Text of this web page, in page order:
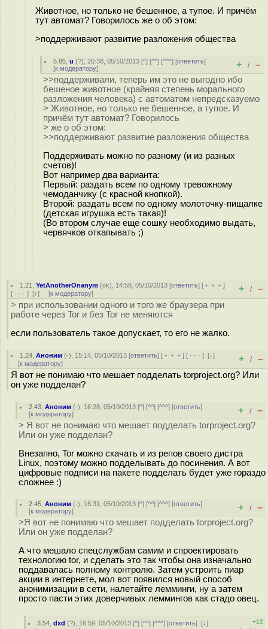
Животное, но только не бешенное, а тупое. И причём
тут автомат? Говорилось же о об этом:
>поддерживают развитие разложения общества
5.85 ,u (?), 20:38, 05/10/2013 [^] [^^] [^^^] [ответить]
[к модератору] + / –
>>поддерживали, теперь им это не выгодно ибо
бешеное животное (крайняя степень морального
разложения человека) с автоматом непредсказуемо
> Животное, но только не бешенное, а тупое. И
причём тут автомат? Говорилось
> же о об этом:
>>поддерживают развитие разложения общества
Поддерживать можно по разному (и из разных
счетов)!
Вот например два варианта:
Первый: раздать всем по одному тревожному
чемоданчику (с красной кнопкой).
Второй: раздать всем по одному молоточку-пищалке
(детская игрушка есть такая)!
(Во втором случае еще сошку необходимо выдать,
червячков откапывать ;)
1.21 ,YetAnotherOnanym (ok), 14:58, 05/10/2013 [ответить] [ ﹢﹢﹢]
[ · · · ] [↑] [к модератору] + / –
> при использовании одного и того же браузера при
работе через Tor и без Tor не меняются
если пользователь такое допускает, то его не жалко.
1.24 ,Аноним (-), 15:14, 05/10/2013 [ответить] [ ﹢﹢﹢] [ · · ·][↓]
[к модератору] + / –
Я вот не понимаю что мешает подделать torproject.org? Или
он уже подделан?
2.43 ,Аноним (-), 16:28, 05/10/2013 [^] [^^] [^^^] [ответить]
[к модератору] + / –
> Я вот не понимаю что мешает подделать torproject.org?
Или он уже подделан?
Внезапно, Tor можно скачать и из репов своего дистра
Linux, поэтому можно подделывать до посинения. А вот
цифровые подписи на пакете подделать будет уже гораздо
сложнее :)
2.45 ,Аноним (-), 16:31, 05/10/2013 [^] [^^] [^^^] [ответить]
[к модератору] + / –
>Я вот не понимаю что мешает подделать torproject.org?
Или он уже подделан?
А что мешало спецслужбам самим и спроектировать
технологию tor, и сделать это так чтобы она изначально
поддавалась полному контролю. Затем устроить пиар
акции в интернете, мол вот появился новый способ
анонимизации в сети, налетайте лемминги, ну а затем
просто пасти этих доверчивых леммингов как стадо овец.
3.54 ,dxd (?), 16:59, 05/10/2013 [^] [^^] [^^^] [ответить][↓]
+12